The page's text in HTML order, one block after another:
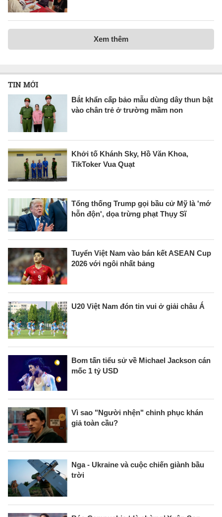
Xem thêm
TIN MỚI
Bắt khẩn cấp bảo mẫu dùng dây thun bật
vào chân trẻ ở trường mầm non
Khởi tố Khánh Sky, Hồ Văn Khoa,
TikToker Vua Quạt
Tổng thống Trump gọi bầu cử Mỹ là 'mớ
hỗn độn', dọa trừng phạt Thụy Sĩ
Tuyển Việt Nam vào bán kết ASEAN Cup
2026 với ngôi nhất bảng
U20 Việt Nam đón tin vui ở giải châu Á
Bom tấn tiểu sử về Michael Jackson cán
mốc 1 tỷ USD
Vì sao "Người nhện" chinh phục khán
giả toàn cầu?
Nga - Ukraine và cuộc chiến giành bầu
trời